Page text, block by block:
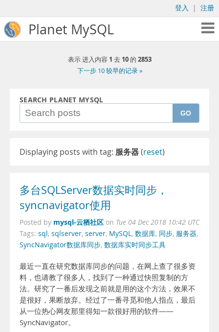
登入 | 注册
Planet MySQL
表示 进入内容 1 去 10的 2853
下一步 10 较早的记录 »
SEARCH PLANET MYSQL
GO
Displaying posts with tag: 服务器(reset)
多台SQLServer数据实时同步，
syncnavigator使用
Posted by mysql-云栖社区 on Tue 04 Dec 2018 10:42 UTC
Tags: sql, sqlserver, server, MySQL, 数据库, 同步, 服务器,
SyncNavigator数据库同步, 数据库实时同步工具
最近一直在研究数据库同步的问题，在网上查了很多资
料，也请教了很多人，找到了一种通过快照复制的方
法。研究了一番后发现之前就是用的这个方法，效果不
是很好，果断放弃。经过了一番寻觅和他人指点，最后
从一位热心网友那里得知一款很好用的软件——
SyncNavigator。